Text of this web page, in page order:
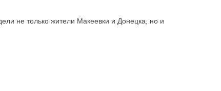
не только жители Макеевки и Донецка, но и